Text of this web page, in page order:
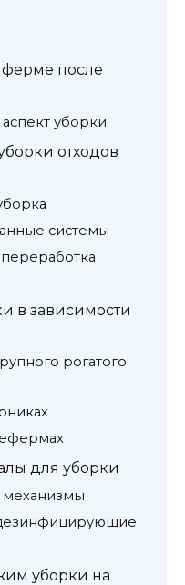
после
уборки
отходов
системы
в зависимости
рогатого
для уборки
уборки на